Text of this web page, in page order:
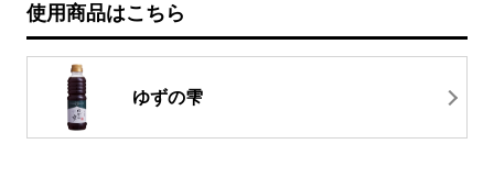
使用商品はこちら
ゆずの雫